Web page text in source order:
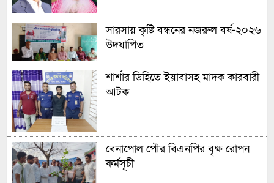
সারসায় কৃষ্টি বন্ধনের নজরুল বর্ষ-২০২৬
উদযাপিত
শার্শার ডিহিতে ইয়াবাসহ মাদক কারবারী
আটক
বেনাপোল পৌর বিএনপির বৃক্ষ রোপন
কর্মসূচী